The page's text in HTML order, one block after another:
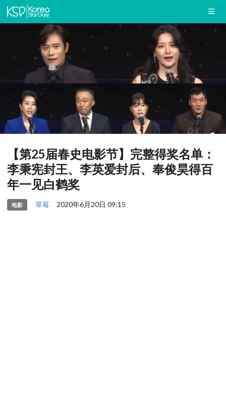
【第25届春史电影节】完整得奖名单：
李秉宪封王、李英爱封后、奉俊昊得百
年一见白鹤奖
电影 草莓 2020年6月20日 09:15